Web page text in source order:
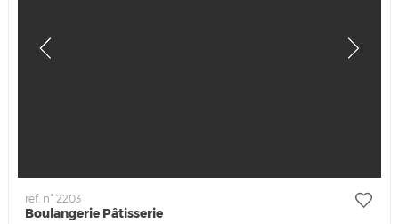
ref. n° 2203
Boulangerie Pâtisserie